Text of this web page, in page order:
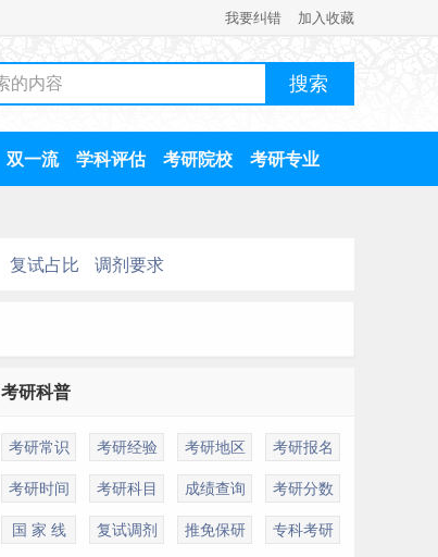
我要纠错 加入收藏
双一流 学科评估 考研院校 考研专业
复试占比 调剂要求
考研科普
考研常识 考研经验 考研地区 考研报名
考研时间 考研科目 成绩查询 考研分数
国 家 线 复试调剂 推免保研 专科考研